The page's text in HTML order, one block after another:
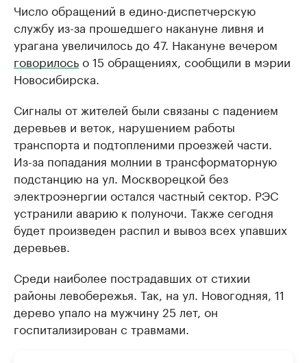
Число обращений в едино-диспетчерскую
службу из-за прошедшего накануне ливня и
урагана увеличилось до 47. Накануне вечером
говорилосьо 15 обращениях, сообщили в мэрии
Новосибирска.
Сигналы от жителей были связаны с падением
деревьев и веток, нарушением работы
транспорта и подтопленими проезжей части.
Из-за попадания молнии в трансформаторную
подстанцию на ул. Москворецкой без
электроэнергии остался частный сектор. РЭС
устранили аварию к полуночи. Также сегодня
будет произведен распил и вывоз всех упавших
деревьев.
Среди наиболее пострадавших от стихии
районы левобережья. Так, на ул. Новогодняя, 11
дерево упало на мужчину 25 лет, он
госпитализирован с травмами.